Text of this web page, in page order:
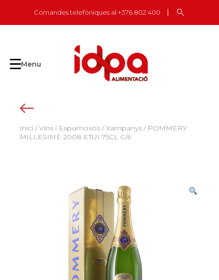
content
Comandes telefòniques al +376 802 400
Menu
Inici /Vins i Espumosos /Xampanys / POMMERY
MILLESIME 2008 ETUI 75CL C/6